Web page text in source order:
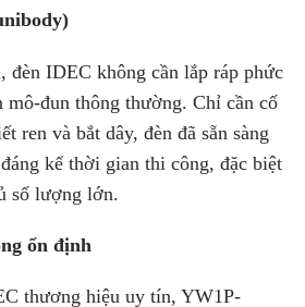
đèn IDEC không cần lắp ráp phức
mô-đun thông thường. Chỉ cần cố
ren và bắt dây, đèn đã sẵn sàng
kể thời gian thi công, đặc biệt
số lượng lớn.
ổn định
thương hiệu uy tín, YW1P-